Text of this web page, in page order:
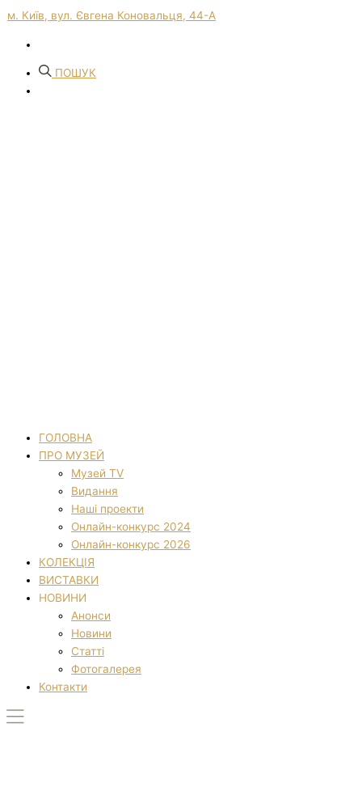
м. Київ, вул. Євгена Коновальця, 44-А
ПОШУК
ГОЛОВНА
ПРО МУЗЕЙ
Музей TV
Видання
Наші проекти
Онлайн-конкурс 2024
Онлайн-конкурс 2026
КОЛЕКЦІЯ
ВИСТАВКИ
НОВИНИ
Анонси
Новини
Статті
Фотогалерея
Контакти